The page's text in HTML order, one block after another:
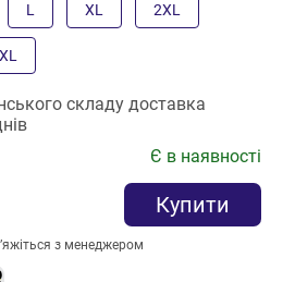
L XL 2XL
складу доставка
Є в наявності
Купити
з менеджером